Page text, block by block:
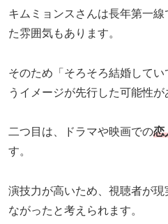
キムミョンスさんは長年第一
た雰囲気もあります。
そのため「そろそろ結婚して
うイメージが先行した可能性が
二つ目は、ドラマや映画での恋
す。
演技力が高いため、視聴者が
ながったと考えられます。